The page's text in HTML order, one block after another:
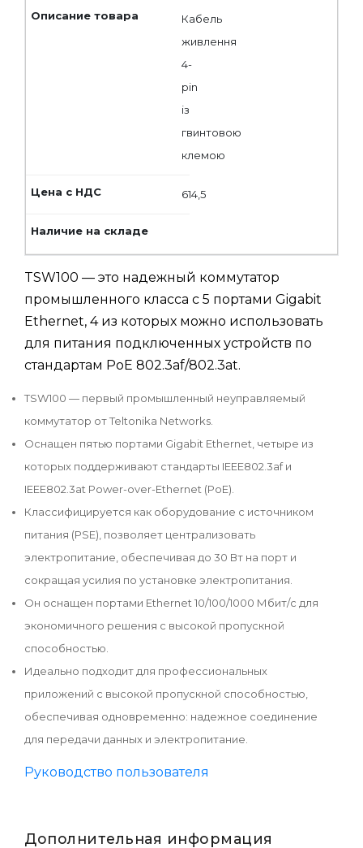
Кабель
живлення
4-
pin
із
гвинтовою
клемою
614,5
TSW100 — это надежный коммутатор
промышленного класса с 5 портами Gigabit
Ethernet, 4 из которых можно использовать
для питания подключенных устройств по
стандартам PoE 802.3af/802.3at.
TSW100 — первый промышленный неуправляемый
коммутатор от Teltonika Networks.
Оснащен пятью портами Gigabit Ethernet, четыре из
которых поддерживают стандарты IEEE802.3af и
IEEE802.3at Power-over-Ethernet (PoE).
Классифицируется как оборудование с источником
питания (PSE), позволяет централизовать
электропитание, обеспечивая до 30 Вт на порт и
сокращая усилия по установке электропитания.
Он оснащен портами Ethernet 10/100/1000 Мбит/с для
экономичного решения с высокой пропускной
способностью.
Идеально подходит для профессиональных
приложений с высокой пропускной способностью,
обеспечивая одновременно: надежное соединение
для передачи данных и электропитание.
Руководство пользователя
Дополнительная информация